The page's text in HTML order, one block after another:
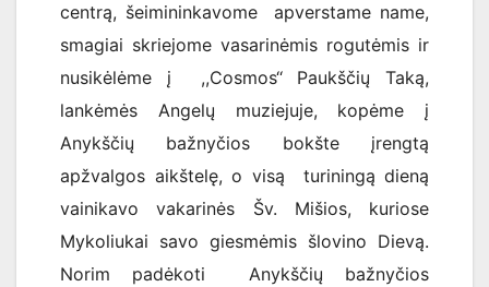
centrą, šeimininkavome apverstame name,
smagiai skriejome vasarinėmis rogutėmis ir
nusikėlėme į ,,Cosmos‘‘ Paukščių Taką,
lankėmės Angelų muziejuje, kopėme į
Anykščių bažnyčios bokšte įrengtą
apžvalgos aikštelę, o visą turiningą dieną
vainikavo vakarinės Šv. Mišios, kuriose
Mykoliukai savo giesmėmis šlovino Dievą.
Norim padėkoti Anykščių bažnyčios